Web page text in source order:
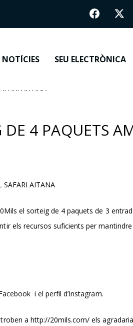
NOTÍCIES SEU ELECTRÒNICA
DE 4 PAQUETS
SAFARI AITANA
el sorteig de 4 paquets de 3
els recursos suficients per
i elperfil d’Instagram.
a http://20mils.com/ els